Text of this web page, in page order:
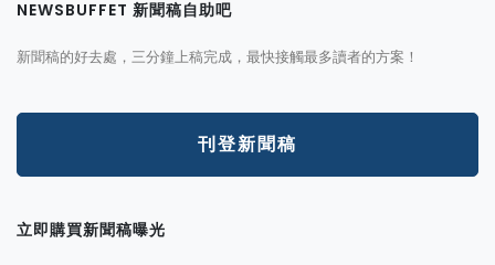
NEWSBUFFET 新聞稿自助吧
新聞稿的好去處，三分鐘上稿完成，最快接觸最多讀者的方案！
刊登新聞稿
立即購買新聞稿曝光